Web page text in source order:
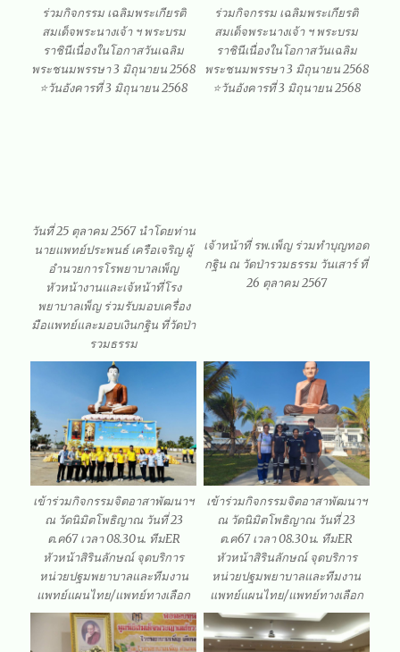
ร่วมกิจกรรม เฉลิมพระเกียรติ
สมเด็จพระนางเจ้า ฯ พระบรม
ราชินีเนื่องในโอกาสวันเฉลิม
พระชนมพรรษา 3 มิถุนายน 2568
⭐️วันอังคารที่ 3 มิถุนายน 2568
ร่วมกิจกรรม เฉลิมพระเกียรติ
สมเด็จพระนางเจ้า ฯ พระบรม
ราชินีเนื่องในโอกาสวันเฉลิม
พระชนมพรรษา 3 มิถุนายน 2568
⭐️วันอังคารที่ 3 มิถุนายน 2568
วันที่ 25 ตุลาคม 2567 นำโดยท่าน
นายแพทย์ประพนธ์ เครือเจริญ ผู้
อำนวยการโรพยาบาลเพ็ญ
หัวหน้างานและเจ้หน้าที่โรง
พยาบาลเพ็ญ ร่วมรับมอบเครื่อง
มือแพทย์และมอบเงินกฐิน ที่วัดป่า
รวมธรรม
เจ้าหน้าที่ รพ.เพ็ญ ร่วมทำบุญทอด
กฐิน ณ วัดป่ารวมธรรม วันเสาร์ ที่
26 ตุลาคม 2567
เข้าร่วมกิจกรรมจิตอาสาพัฒนาฯ
ณ วัดนิมิตโพธิญาณ วันที่ 23
ต.ค67 เวลา 08.30น. ทีมER
หัวหน้าสิรินลักษณ์ จุดบริการ
หน่วยปฐมพยาบาลและทีมงาน
แพทย์แผนไทย/แพทย์ทางเลือก
เข้าร่วมกิจกรรมจิตอาสาพัฒนาฯ
ณ วัดนิมิตโพธิญาณ วันที่ 23
ต.ค67 เวลา 08.30น. ทีมER
หัวหน้าสิรินลักษณ์ จุดบริการ
หน่วยปฐมพยาบาลและทีมงาน
แพทย์แผนไทย/แพทย์ทางเลือก